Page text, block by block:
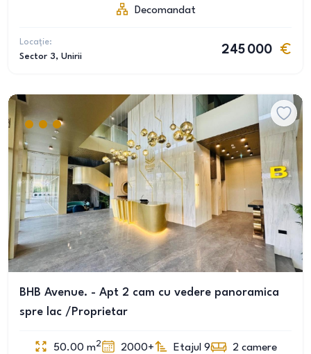
Decomandat
Locație:
Sector 3, Unirii
245 000
BHB Avenue. - Apt 2 cam cu vedere panoramica
spre lac /Proprietar
50.00 m2 2000+ Etajul 9 2 camere